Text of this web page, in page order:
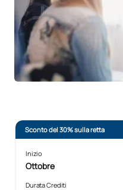
Sconto del 30% sulla retta
Inizio
Ottobre
Durata Crediti